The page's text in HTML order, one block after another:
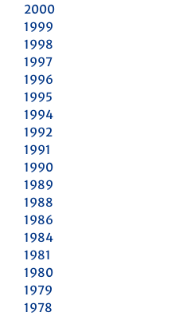
2000
1999
1998
1997
1996
1995
1994
1992
1991
1990
1989
1988
1986
1984
1981
1980
1979
1978